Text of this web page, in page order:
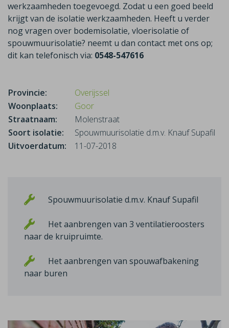
werkzaamheden toegevoegd. Zodat u een goed beeld
krijgt van de isolatie werkzaamheden. Heeft u verder
nog vragen over bodemisolatie, vloerisolatie of
spouwmuurisolatie? neemt u dan contact met ons op;
dit kan telefonisch via: 0548-547616
Provincie:
Overijssel
Woonplaats:
Goor
Straatnaam:
Molenstraat
Soort isolatie:
Spouwmuurisolatie d.m.v. Knauf Supafil
Uitvoerdatum:
11-07-2018
Spouwmuurisolatie d.m.v. Knauf Supafil
Het aanbrengen van 3 ventilatieroosters
naar de kruipruimte.
Het aanbrengen van spouwafbakening
naar buren